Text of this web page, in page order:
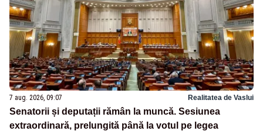
7 aug. 2026, 09:07 Realitatea de Vaslui
Senatorii și deputații rămân la muncă. Sesiunea
extraordinară, prelungită până la votul pe legea